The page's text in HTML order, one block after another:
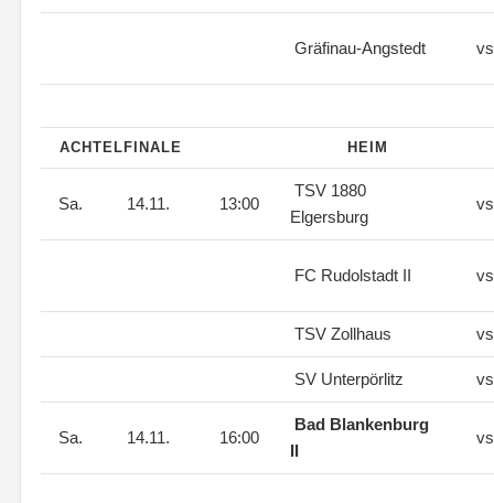
Gräfinau-Angstedt
ACHTELFINALE HEIM
Sa. 14.11. 13:00
TSV 1880
Elgersburg
FC Rudolstadt II
TSV Zollhaus
SV Unterpörlitz
Sa. 14.11. 16:00
Bad Blankenburg
II